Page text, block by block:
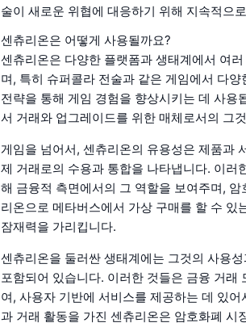
술이 새로운 위협에 대응하기 위해 지속적으
센츄리온은 어떻게 사용될까요?
센츄리온은 다양한 플랫폼과 생태계에서 여
며, 특히 슈퍼콜라 전술과 같은 게임에서 다
전략을 통해 게임 경험을 향상시키는 데 사용
서 거래와 업그레이드를 위한 매체로서의 그
게임을 넘어서, 센츄리온의 유용성은 제품과
제 거래로의 수용과 통합을 나타냅니다. 이러
해 금융적 측면에서의 그 역할을 보여주며,
리온으로 메타버스에서 가상 구매를 할 수
잠재력을 가리킵니다.
센츄리온을 둘러싼 생태계에는 그것의 사용
포함되어 있습니다. 이러한 것들은 금융 거
여, 사용자 기반에 서비스를 제공하는 데 있
과 거래 활동을 가진 센츄리온은 암호화폐